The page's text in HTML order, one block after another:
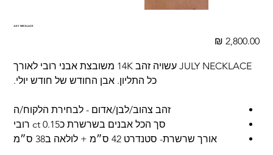
JULY NECKLACE
מחיר ‏2,800.00 ‏₪
JULY NECKLACE עשויה זהב 14K משובצת אבני רובי לאורך
כל התליון. אבן החודש של חודש יולי.
זהב צהוב/לבן/אדום - לבחירת הלקוח/ה
סך הכל אבנים בשרשרת כ0.15 ct רובי
אורך שרשרת- סטנדרט 42 ס״מ + לולאה ב38 ס״מ